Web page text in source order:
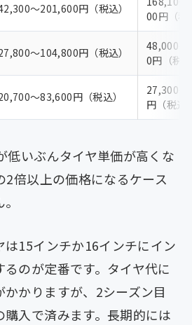
〜201,600円（税込）
00円（税
〜104,800円（税込）
48,000〜
0円（税
〜83,600円（税込）
27,300
円（税込
低いぶんタイヤ単価が高くな
2倍以上の価格になるケース
は15インチか16インチにイン
のが定番です。タイヤ代に
かりますが、2シーズン目
入で済みます。長期的には